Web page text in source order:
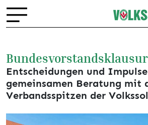
Entscheidungen und
gemeinsamen Beratung mit
Verbandsspitzen der